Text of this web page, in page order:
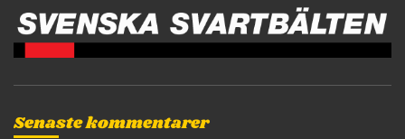
Senaste kommentarer